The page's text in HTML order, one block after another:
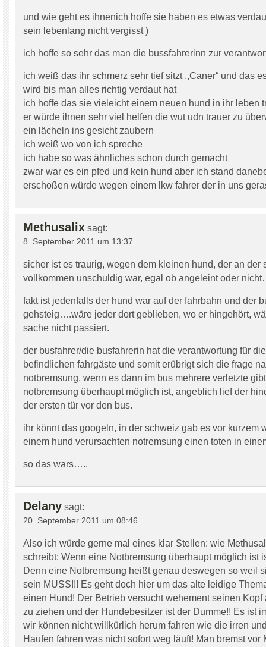
und wie geht es ihnenich hoffe sie haben es etwas
sein lebenlang nicht vergisst )
ich hoffe so sehr das man die bussfahrerinn zur
ich weiß das ihr schmerz sehr tief sitzt ,,Caner“ und das
wird bis man alles richtig verdaut hat
ich hoffe das sie vieleicht einem neuen hund in ihr leben
er würde ihnen sehr viel helfen die wut udn trauer zu
ein lächeln ins gesicht zaubern
ich weiß wo von ich spreche
ich habe so was ähnliches schon durch gemacht
zwar war es ein pfed und kein hund aber ich stand
erschoßen würde wegen einem lkw fahrer der in uns
Methusalix sagt:
8. September 2011 um 13:37
sicher ist es traurig, wegen dem kleinen hund, der an der
vollkommen unschuldig war, egal ob angeleint oder
fakt ist jedenfalls der hund war auf der fahrbahn und der
gehsteig….wäre jeder dort geblieben, wo er hingehört,
sache nicht passiert.
der busfahrer/die busfahrerin hat die verantwortung für
befindlichen fahrgäste und somit erübrigt sich die frage
notbremsung, wenn es dann im bus mehrere verletzte
notbremsung überhaupt möglich ist, angeblich lief der
der ersten tür vor den bus.
ihr könnt das googeln, in der schweiz gab es vor kurzem
einem hund verursachten notremsung einen toten in
so das wars…..
Delany sagt:
20. September 2011 um 08:46
Also ich würde gerne mal eines klar Stellen: wie
schreibt: Wenn eine Notbremsung überhaupt möglich ist
Denn eine Notbremsung heißt genau deswegen so weil
sein MUSS!!! Es geht doch hier um das alte leidige
einen Hund! Der Betrieb versucht wehement seinen Kopf
zu ziehen und der Hundebesitzer ist der Dumme!! Es ist
wir können nicht willkürlich herum fahren wie die irren
Haufen fahren was nicht sofort weg läuft! Man bremst vor